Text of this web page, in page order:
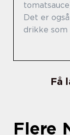
Det er
drikke som
Få
Flere